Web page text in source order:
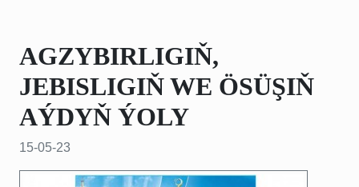
AGZYBIRLIGIŇ,
JEBISLIGIŇ WE ÖSÜŞIŇ
AÝDYŇ ÝOLY
15-05-23